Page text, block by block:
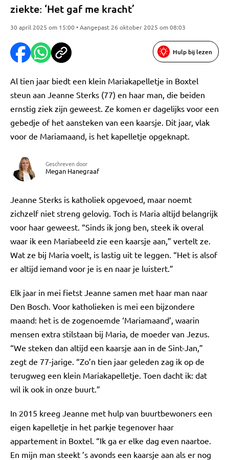
ziekte: ‘Het gaf me kracht’
30 april 2025 om 15:00 • Aangepast 26 oktober 2025 om 08:03
Hulp bij lezen
Al tien jaar biedt een klein Mariakapelletje in Boxtel
steun aan Jeanne Sterks (77) en haar man, die beiden
ernstig ziek zijn geweest. Ze komen er dagelijks voor een
gebedje of het aansteken van een kaarsje. Dit jaar, vlak
voor de Mariamaand, is het kapelletje opgeknapt.
Geschreven door
Megan Hanegraaf
Jeanne Sterks is katholiek opgevoed, maar noemt
zichzelf niet streng gelovig. Toch is Maria altijd belangrijk
voor haar geweest. “Sinds ik jong ben, steek ik overal
waar ik een Mariabeeld zie een kaarsje aan,” vertelt ze.
Wat ze bij Maria voelt, is lastig uit te leggen. “Het is alsof
er altijd iemand voor je is en naar je luistert.”
Elk jaar in mei fietst Jeanne samen met haar man naar
Den Bosch. Voor katholieken is mei een bijzondere
maand: het is de zogenoemde ‘Mariamaand’, waarin
mensen extra stilstaan bij Maria, de moeder van Jezus.
“We steken dan altijd een kaarsje aan in de Sint-Jan,”
zegt de 77-jarige. “Zo’n tien jaar geleden zag ik op de
terugweg een klein Mariakapelletje. Toen dacht ik: dat
wil ik ook in onze buurt.”
In 2015 kreeg Jeanne met hulp van buurtbewoners een
eigen kapelletje in het parkje tegenover haar
appartement in Boxtel. “Ik ga er elke dag even naartoe.
En mijn man steekt ’s avonds een kaarsje aan als er nog